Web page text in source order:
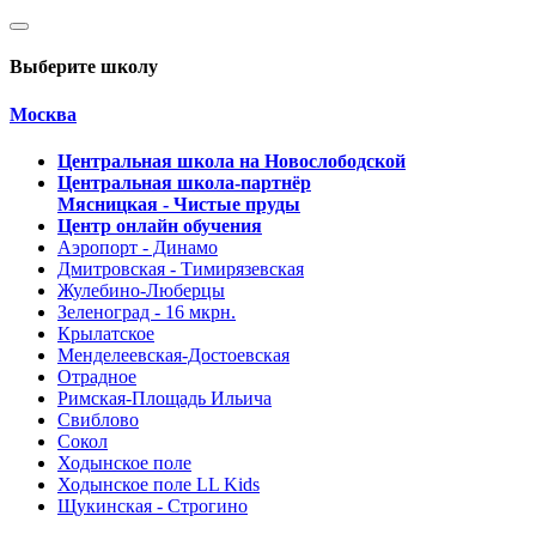
Выберите школу
Москва
Центральная школа на Новослободской
Центральная школа-партнёр
Мясницкая - Чистые пруды
Центр онлайн обучения
Аэропорт - Динамо
Дмитровская - Тимирязевская
Жулебино-Люберцы
Зеленоград - 16 мкрн.
Крылатское
Менделеевская-Достоевская
Отрадное
Римская-Площадь Ильича
Свиблово
Сокол
Ходынское поле
Ходынское поле LL Kids
Щукинская - Строгино